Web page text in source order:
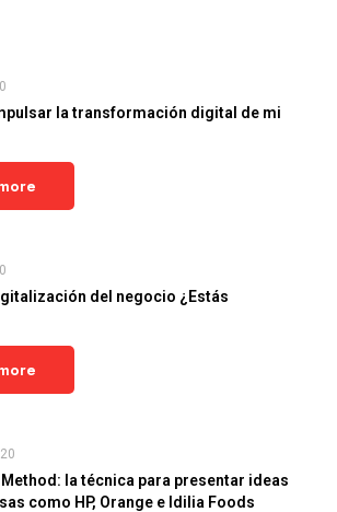
la transformación digital de mi
del negocio ¿Estás
la técnica para presentar ideas
como HP, Orange e Idilia Foods